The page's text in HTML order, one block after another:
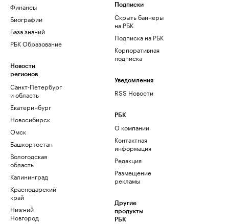
Финансы
Биографии
База знаний
РБК Образование
Новости
регионов
Санкт-Петербург
и область
Екатеринбург
Новосибирск
Омск
Башкортостан
Вологодская
область
Калининград
Краснодарский
край
Нижний
Новгород
Подписки
Скрыть баннеры
на РБК
Подписка на РБК
Корпоративная
подписка
Уведомления
RSS Новости
РБК
О компании
Контактная
информация
Редакция
Размещение
рекламы
Другие
продукты
РБК